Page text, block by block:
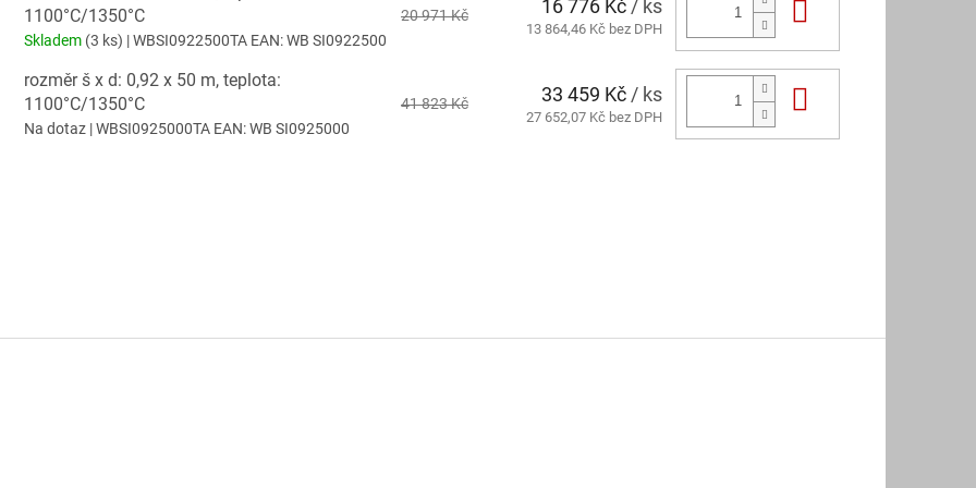
1100°C/1350°C
Skladem (3 ks) | WBSI0922500TA EAN:WB SI0922500
20 971 Kč 16 776 Kč / ks
13 864,46 Kč bez DPH
rozměr š x d: 0,92 x 50 m, teplota:
1100°C/1350°C
Na dotaz | WBSI0925000TA EAN:WB SI0925000
41 823 Kč 33 459 Kč / ks
27 652,07 Kč bez DPH